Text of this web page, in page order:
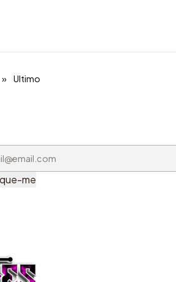
» Ultimo
me